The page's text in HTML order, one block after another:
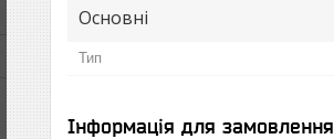
Основні
Тип
Інформація для замовлення